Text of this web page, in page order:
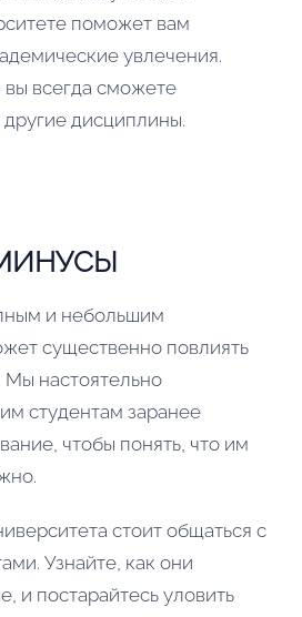
поможет вам
увлечения.
всегда сможете
дисциплины.
и небольшим
существенно повлиять
Мы настоятельно
студентам заранее
чтобы понять, что им
стоит общаться с
Узнайте, как они
и постарайтесь уловить